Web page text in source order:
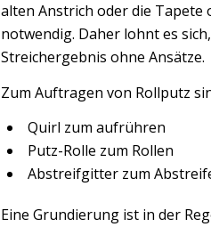
alten Anstrich oder die Tapete
notwendig. Daher lohnt es
Streichergebnis ohne Ansätze.
Zum Auftragen von Rollputz
Quirl zum aufrühren
Putz-Rolle zum Rollen
Abstreifgitter zum
Eine Grundierung ist in der